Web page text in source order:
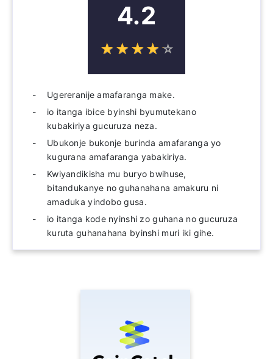
4.2
☆☆☆☆☆
★★★★★
Ugereranije amafaranga make.
io itanga ibice byinshi byumutekano
kubakiriya gucuruza neza.
Ubukonje bukonje burinda amafaranga yo
kugurana amafaranga yabakiriya.
Kwiyandikisha mu buryo bwihuse,
bitandukanye no guhanahana amakuru ni
amaduka yindobo gusa.
io itanga kode nyinshi zo guhana no gucuruza
kuruta guhanahana byinshi muri iki gihe.